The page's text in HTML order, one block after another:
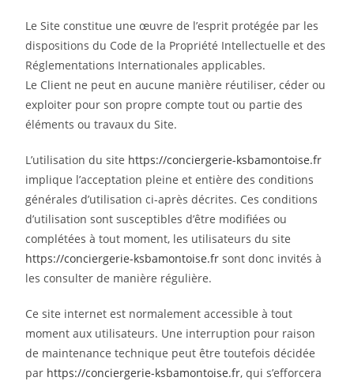
Le Site constitue une œuvre de l’esprit protégée par les
dispositions du Code de la Propriété Intellectuelle et des
Réglementations Internationales applicables.
Le Client ne peut en aucune manière réutiliser, céder ou
exploiter pour son propre compte tout ou partie des
éléments ou travaux du Site.
L’utilisation du site https://conciergerie-ksbamontoise.fr
implique l’acceptation pleine et entière des conditions
générales d’utilisation ci-après décrites. Ces conditions
d’utilisation sont susceptibles d’être modifiées ou
complétées à tout moment, les utilisateurs du site
https://conciergerie-ksbamontoise.fr sont donc invités à
les consulter de manière régulière.
Ce site internet est normalement accessible à tout
moment aux utilisateurs. Une interruption pour raison
de maintenance technique peut être toutefois décidée
par https://conciergerie-ksbamontoise.fr, qui s’efforcera